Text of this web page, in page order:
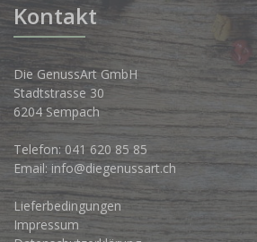
Kontakt
Die GenussArt GmbH
Stadtstrasse 30
6204 Sempach
Telefon: 041 620 85 85
Email: info@diegenussart.ch
Lieferbedingungen
Impressum